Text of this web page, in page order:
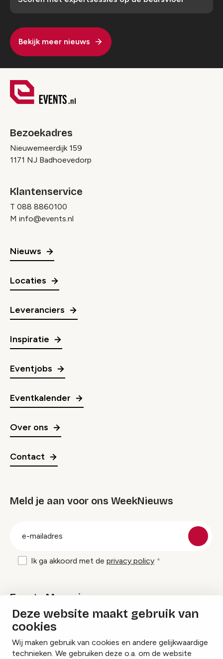
Deze website maakt gebruik van
cookies
Wij maken gebruik van cookies en andere gelijkwaardige
technieken. We gebruiken deze o.a. om de website
Bekijk meer nieuws
Bezoekadres
Nieuwemeerdijk 159
1171 NJ Badhoevedorp
Klantenservice
T 088 8860100
M info@events.nl
Nieuws
Locaties
Leveranciers
Inspiratie
Eventjobs
Eventkalender
Over ons
Contact
Meld je aan voor ons WeekNieuws
Ik ga akkoord met de privacy policy
Events Magazine
Ik ontvang graag Events Magazine